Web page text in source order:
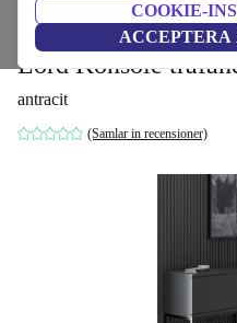
COOKIE-
Hushåll Möbler
Lord Konsole
antracit
(Samlar in recensioner)